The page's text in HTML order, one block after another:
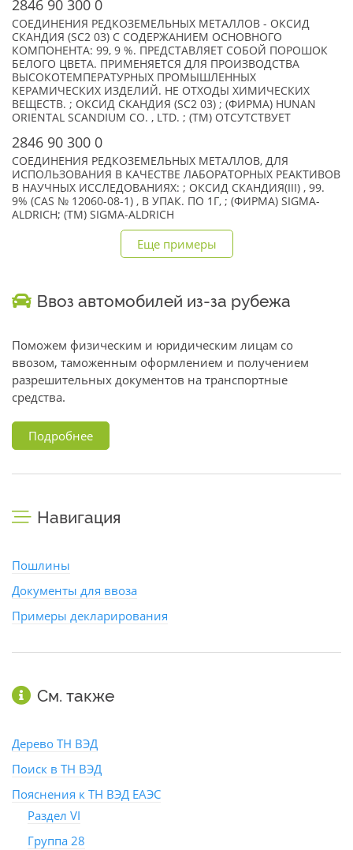
2846 90 300 0
СОЕДИНЕНИЯ РЕДКОЗЕМЕЛЬНЫХ МЕТАЛЛОВ - ОКСИД
СКАНДИЯ (SC2 03) С СОДЕРЖАНИЕМ ОСНОВНОГО
КОМПОНЕНТА: 99, 9 %. ПРЕДСТАВЛЯЕТ СОБОЙ ПОРОШОК
БЕЛОГО ЦВЕТА. ПРИМЕНЯЕТСЯ ДЛЯ ПРОИЗВОДСТВА
ВЫСОКОТЕМПЕРАТУРНЫХ ПРОМЫШЛЕННЫХ
КЕРАМИЧЕСКИХ ИЗДЕЛИЙ. НЕ ОТХОДЫ ХИМИЧЕСКИХ
ВЕЩЕСТВ. ; ОКСИД СКАНДИЯ (SC2 03) ; (ФИРМА) HUNAN
ORIENTAL SCANDIUM CO. , LTD. ; (TM) ОТСУТСТВУЕТ
2846 90 300 0
СОЕДИНЕНИЯ РЕДКОЗЕМЕЛЬНЫХ МЕТАЛЛОВ, ДЛЯ
ИСПОЛЬЗОВАНИЯ В КАЧЕСТВЕ ЛАБОРАТОРНЫХ РЕАКТИВОВ
В НАУЧНЫХ ИССЛЕДОВАНИЯХ: ; ОКСИД СКАНДИЯ(III) , 99.
9% (CAS № 12060-08-1) , В УПАК. ПО 1Г, ; (ФИРМА) SIGMA-
ALDRICH; (TM) SIGMA-ALDRICH
Еще примеры
Ввоз автомобилей из-за рубежа
Поможем физическим и юридическим лицам со
ввозом, таможенным оформлением и получением
разрешительных документов на транспортные
средства.
Подробнее
Навигация
Пошлины
Документы для ввоза
Примеры декларирования
См. также
Дерево ТН ВЭД
Поиск в ТН ВЭД
Пояснения к ТН ВЭД ЕАЭС
Раздел VI
Группа 28